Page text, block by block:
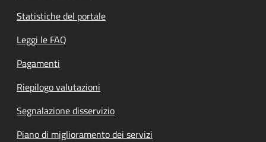
Statistiche del portale
Leggi le FAQ
Pagamenti
Riepilogo valutazioni
Segnalazione disservizio
Piano di miglioramento dei servizi